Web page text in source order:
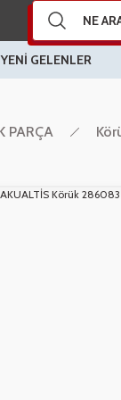
YENİ GELENLER
PARÇA